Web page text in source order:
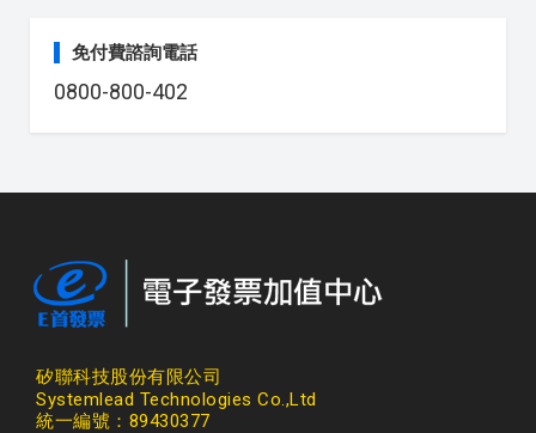
免付費諮詢電話
0800-800-402
矽聯科技股份有限公司
Systemlead Technologies Co.,Ltd
統一編號：89430377